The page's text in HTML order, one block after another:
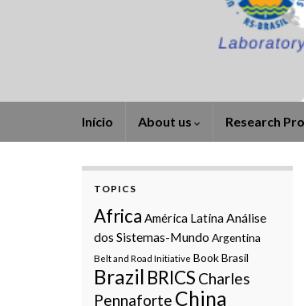
Início About us Research
TOPICS
Africa América LatinaAnálise
dos Sistemas-Mundo Argentina
Belt and Road Initiative BookBrasil
Brazil BRICS Charles
Pennaforte China